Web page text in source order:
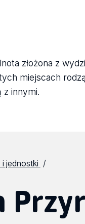
złożona z
miejscach
z innymi.
i jednostki